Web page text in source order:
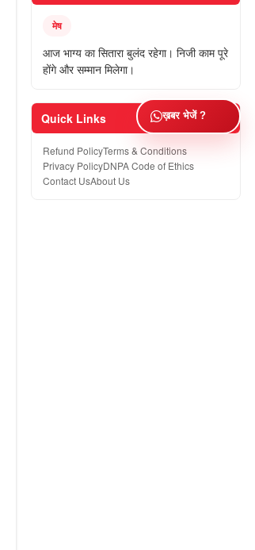
मेष
आज भाग्य का सितारा बुलंद रहेगा। निजी काम पूरे
होंगे और सम्मान मिलेगा।
Quick Links
Refund PolicyTerms & Conditions
Privacy PolicyDNPA Code of Ethics
Contact UsAbout Us
ख़बर भेजें ?